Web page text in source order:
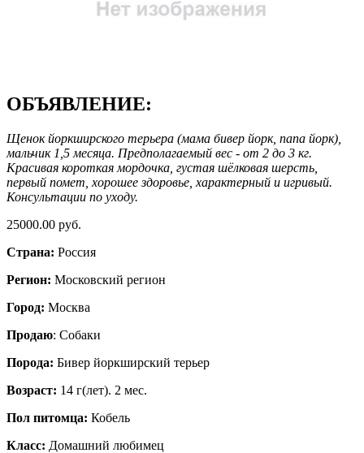
ОБЪЯВЛЕНИЕ:
Щенок йоркширского терьера (мама бивер йорк, папа йорк),
мальчик 1,5 месяца. Предполагаемый вес - от 2 до 3 кг.
Красивая короткая мордочка, густая шёлковая шерсть,
первый помет, хорошее здоровье, характерный и игривый.
Консультации по уходу.
25000.00 руб.
Страна: Россия
Регион: Московский регион
Город: Москва
Продаю: Собаки
Порода: Бивер йоркширский терьер
Возраст: 14 г(лет). 2 мес.
Пол питомца: Кобель
Класс: Домашний любимец